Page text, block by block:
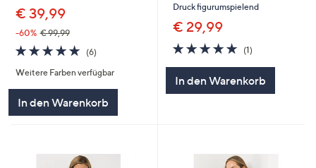
€ 39,99
-60% € 99,99
5.0
von
5
(6)6
Weitere Farben verfügbar
In den Warenkorb
Druck figurumspielend
€ 29,99
5.0
von
(1)
In den Warenkorb